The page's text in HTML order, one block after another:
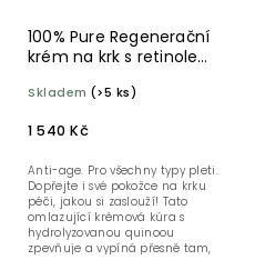
100% Pure Regenerační
krém na krk s retinolem
Skladem (>5 ks)
1 540 Kč
Anti-age. Pro všechny typy pleti.
Dopřejte i své pokožce na krku
péči, jakou si zaslouží! Tato
omlazující krémová kúra s
hydrolyzovanou quinoou
zpevňuje a vypíná přesně tam,